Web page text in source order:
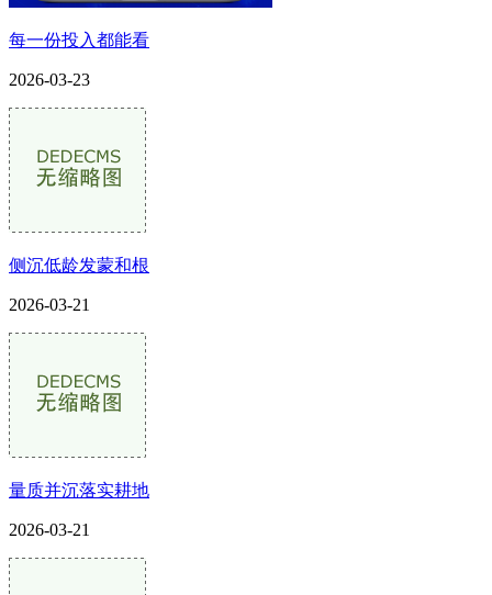
每一份投入都能看
2026-03-23
侧沉低龄发蒙和根
2026-03-21
量质并沉落实耕地
2026-03-21